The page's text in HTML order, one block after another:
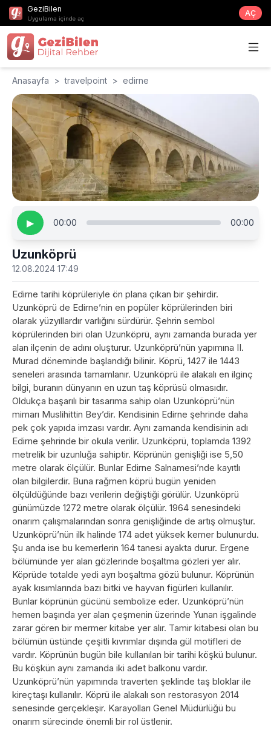
GeziBilen
Uygulama içinde aç
AÇ
Anasayfa > travelpoint > edirne
▶ 00:00 00:00
Uzunköprü
12.08.2024 17:49
Edirne tarihi köprüleriyle ön plana çıkan bir şehirdir.
Uzunköprü de Edirne’nin en popüler köprülerinden biri
olarak yüzyıllardır varlığını sürdürür. Şehrin sembol
köprülerinden biri olan Uzunköprü, aynı zamanda burada yer
alan ilçenin de adını oluşturur. Uzunköprü’nün yapımına II.
Murad döneminde başlandığı bilinir. Köprü, 1427 ile 1443
seneleri arasında tamamlanır. Uzunköprü ile alakalı en ilginç
bilgi, buranın dünyanın en uzun taş köprüsü olmasıdır.
Oldukça başarılı bir tasarıma sahip olan Uzunköprü’nün
mimarı Muslihittin Bey’dir. Kendisinin Edirne şehrinde daha
pek çok yapıda imzası vardır. Aynı zamanda kendisinin adı
Edirne şehrinde bir okula verilir. Uzunköprü, toplamda 1392
metrelik bir uzunluğa sahiptir. Köprünün genişliği ise 5,50
metre olarak ölçülür. Bunlar Edirne Salnamesi’nde kayıtlı
olan bilgilerdir. Buna rağmen köprü bugün yeniden
ölçüldüğünde bazı verilerin değiştiği görülür. Uzunköprü
günümüzde 1272 metre olarak ölçülür. 1964 senesindeki
onarım çalışmalarından sonra genişliğinde de artış olmuştur.
Uzunköprü’nün ilk halinde 174 adet yüksek kemer bulunurdu.
Şu anda ise bu kemerlerin 164 tanesi ayakta durur. Ergene
bölümünde yer alan gözlerinde boşaltma gözleri yer alır.
Köprüde totalde yedi ayrı boşaltma gözü bulunur. Köprünün
ayak kısımlarında bazı bitki ve hayvan figürleri kullanılır.
Bunlar köprünün gücünü sembolize eder. Uzunköprü’nün
hemen başında yer alan çeşmenin üzerinde Yunan işgalinde
zarar gören bir mermer kitabe yer alır. Tamir kitabesi olan bu
bölümün üstünde çeşitli kıvrımlar dışında gül motifleri de
vardır. Köprünün bugün bile kullanılan bir tarihi köşkü bulunur.
Bu köşkün aynı zamanda iki adet balkonu vardır.
Uzunköprü’nün yapımında traverten şeklinde taş bloklar ile
kireçtaşı kullanılır. Köprü ile alakalı son restorasyon 2014
senesinde gerçekleşir. Karayolları Genel Müdürlüğü bu
onarım sürecinde önemli bir rol üstlenir.